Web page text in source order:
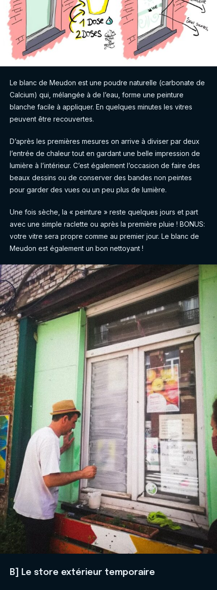
Le blanc de Meudon est une poudre naturelle (carbonate de
Calcium) qui, mélangée à de l’eau, forme une peinture
blanche facile à appliquer. En quelques minutes les vitres
peuvent être recouvertes.
D’après les premières mesures on arrive à diviser par deux
l’entrée de chaleur tout en gardant une belle impression de
lumière à l’intérieur. C’est également l’occasion de faire des
beaux dessins ou de conserver des bandes non peintes
pour garder des vues ou un peu plus de lumière.
Une fois sèche, la « peinture » reste quelques jours et part
avec une simple raclette ou après la première pluie ! BONUS:
votre vitre sera propre comme au premier jour. Le blanc de
Meudon est également un bon nettoyant !
B] Le store extérieur temporaire